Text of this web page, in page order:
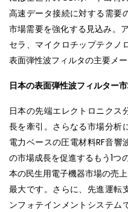
高速データ接続に対する需要
市場需要を強化する見込み。
セラ、マイクロチップテクノ
表面弾性波フィルタの主要メー
日本の表面弾性波フィルター
日本の先端エレクトロニクス
長を牽引。さらなる市場分析
電力ベースの圧電材料RF音
の市場成長を促進するもう1
本の民生用電子機器市場の売
最大です。さらに、先進運転
ンフォテインメントシステム